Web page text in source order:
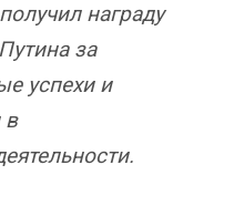
награду
за
успехи и
в